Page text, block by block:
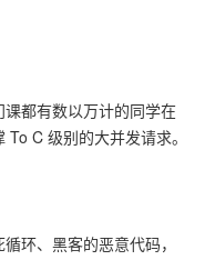
都有数以万计的同学在
C 级别的大并发请求。
环、黑客的恶意代码，